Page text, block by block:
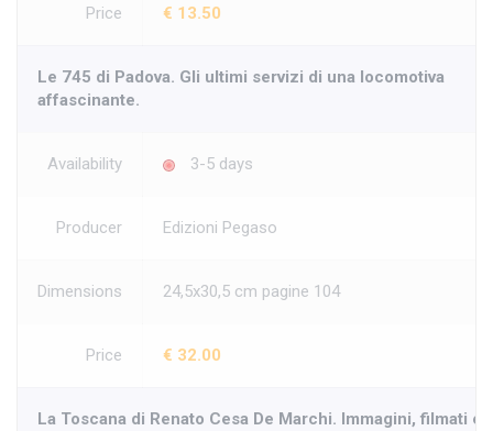
Price € 13.50
Le 745 di Padova. Gli ultimi servizi di una locomotiva
affascinante.
Availability 3-5 days
Producer Edizioni Pegaso
Dimensions 24,5x30,5 cm pagine 104
Price € 32.00
La Toscana di Renato Cesa De Marchi. Immagini, filmati e